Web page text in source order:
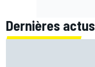
Dernières actus